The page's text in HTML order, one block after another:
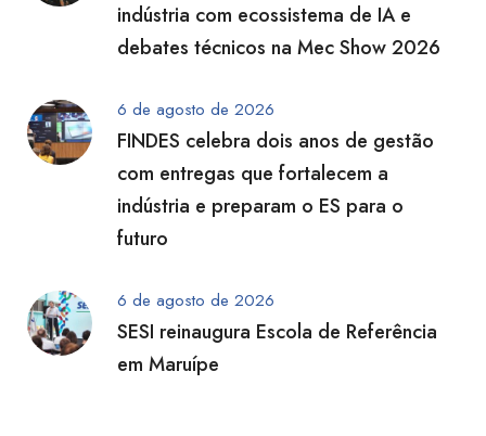
indústria com ecossistema de IA e
debates técnicos na Mec Show 2026
6 de agosto de 2026
FINDES celebra dois anos de gestão
com entregas que fortalecem a
indústria e preparam o ES para o
futuro
6 de agosto de 2026
SESI reinaugura Escola de Referência
em Maruípe